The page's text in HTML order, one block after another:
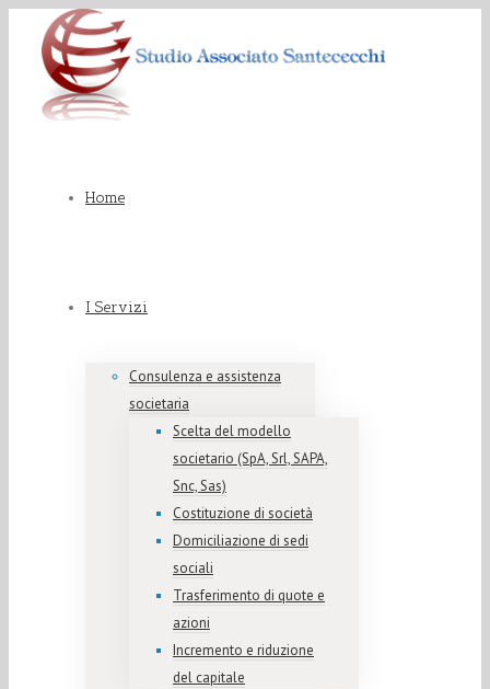
Home
I Servizi
Consulenza e assistenza
societaria
Scelta del modello
societario (SpA, Srl, SAPA,
Snc, Sas)
Costituzione di società
Domiciliazione di sedi
sociali
Trasferimento di quote e
azioni
Incremento e riduzione
del capitale